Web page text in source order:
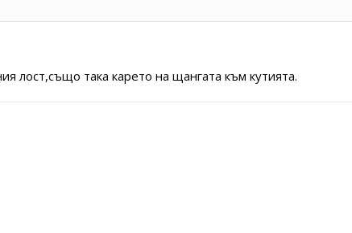
лост,също така карето на щангата към кутията.